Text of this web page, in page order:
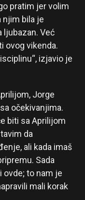
pratim jer volim
njim bila je
ljubazan. Već
ovog vikenda.
izjavio je
Jorge
očekivanjima.
biti sa Aprilijom
da
ali kada imaš
Sada
ovde; to nam je
mali korak